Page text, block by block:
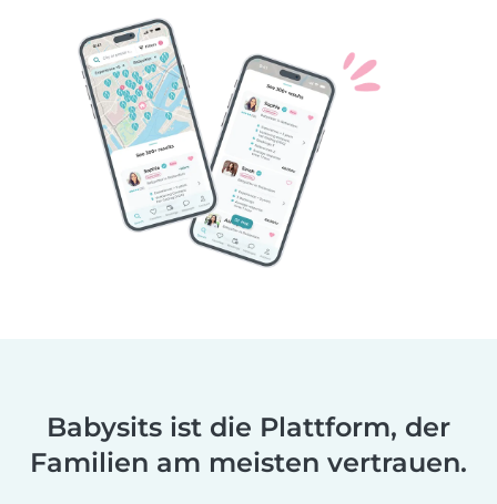
Babysits ist die Plattform, der
Familien am meisten vertrauen.